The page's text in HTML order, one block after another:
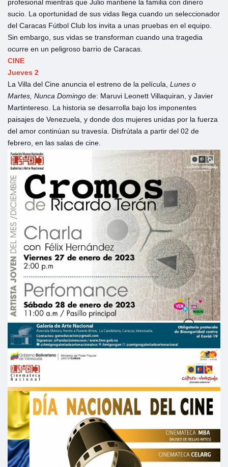
profesional mientras que Julio mantiene la familia con dinero
sucio. La oportunidad de sus vidas llega cuando un seleccionador
del Caracas Fútbol Club los invita a unas pruebas en el equipo.
Sin embargo, sus vidas se transforman cuando una tragedia
ocurre en un peligroso barrio de Caracas.
CINE
Jueves 2
La Villa del Cine anuncia el estreno de la película, Lunes o
Martes, Nunca Domingo de: Maruvi Leonett Villaquiran, y Javier
Martintereso. La historia se desarrolla bajo los imponentes
paisajes de Venezuela, y donde dos mujeres unidas por la fuerza
del amor continúan su travesía. Disfrútala a partir del 02 de
febrero, en las salas de cine.